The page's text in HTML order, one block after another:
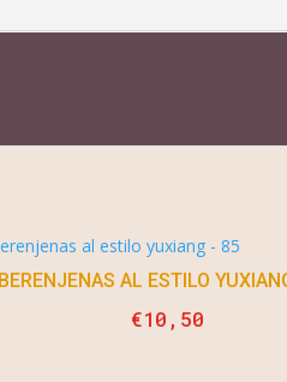
BERENJENAS AL ESTILO
€10,50